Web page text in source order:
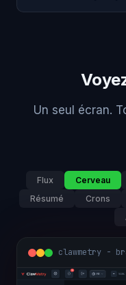
Un seul écran.
Flux Cerveau
Résumé
Crons
clawmetry -